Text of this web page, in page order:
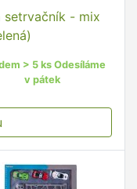
setrvačník - mix
> 5 ks Odesíláme
v pátek